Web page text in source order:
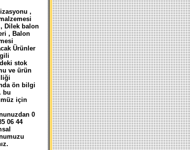
,
, Dilek balon
, Balon
Ürünler
stok
ve ürün
ön bilgi
bu
için
0
06 44